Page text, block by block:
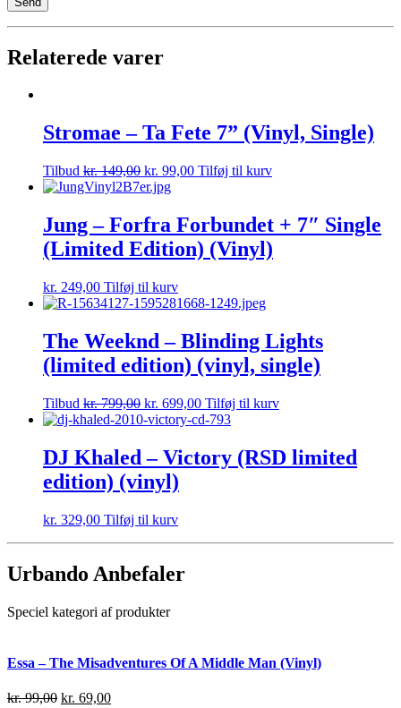
Relaterede varer
Stromae – Ta Fete 7” (Vinyl, Single)
Tilbud kr.149,00 kr. 99,00 Tilføj til kurv
Jung – Forfra Forbundet + 7″ Single
(Limited Edition) (Vinyl)
kr. 249,00 Tilføj til kurv
The Weeknd – Blinding Lights
(limited edition) (vinyl, single)
Tilbud kr.799,00 kr. 699,00 Tilføj til kurv
DJ Khaled – Victory (RSD limited
edition) (vinyl)
kr. 329,00 Tilføj til kurv
Urbando Anbefaler
Speciel kategori af produkter
Essa – The Misadventures Of A Middle Man (Vinyl)
kr.99,00 kr. 69,00